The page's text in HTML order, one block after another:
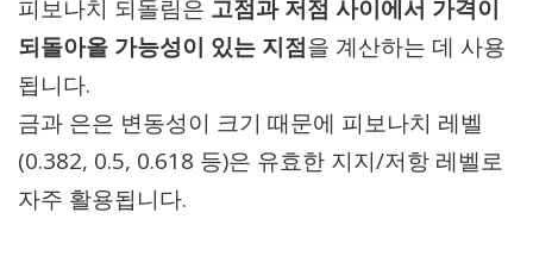
피보나치 되돌림은 고점과 저점 사이에서 가격이
되돌아올 가능성이 있는 지점을 계산하는 데 사용
됩니다.
금과 은은 변동성이 크기 때문에 피보나치 레벨
(0.382, 0.5, 0.618 등)은 유효한 지지/저항 레벨로
자주 활용됩니다.